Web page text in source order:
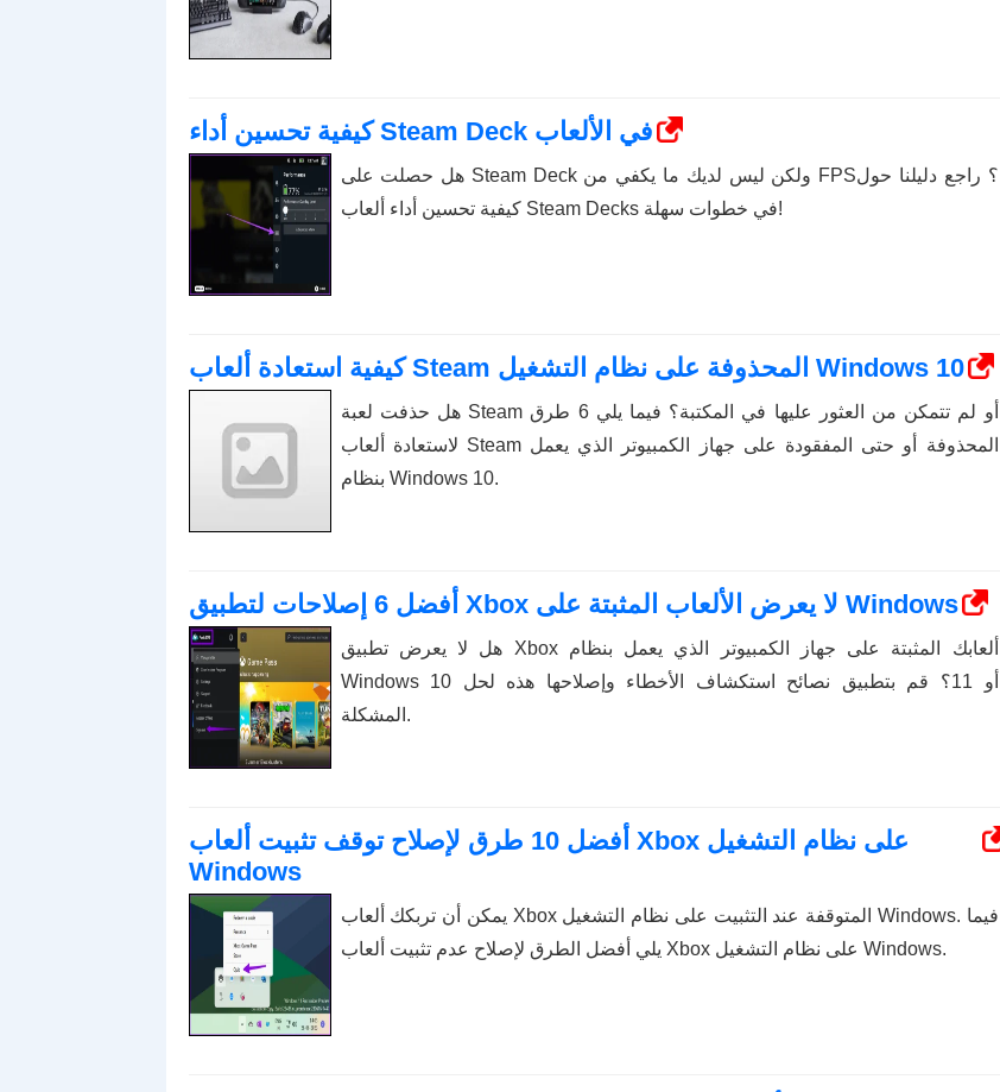
كيفية تحسين أداء Steam Deck في الألعاب
هل حصلت على Steam Deck ولكن ليس لديك ما يكفي من FPS؟ راجع دليلنا حول
كيفية تحسين أداء ألعاب Steam Decks في خطوات سهلة!
كيفية استعادة ألعاب Steam المحذوفة على نظام التشغيل Windows 10
هل حذفت لعبة Steam أو لم تتمكن من العثور عليها في المكتبة؟ فيما يلي 6 طرق
لاستعادة ألعاب Steam المحذوفة أو حتى المفقودة على جهاز الكمبيوتر الذي يعمل
بنظام Windows 10.
أفضل 6 إصلاحات لتطبيق Xbox لا يعرض الألعاب المثبتة على Windows
هل لا يعرض تطبيق Xbox ألعابك المثبتة على جهاز الكمبيوتر الذي يعمل بنظام
Windows 10 أو 11؟ قم بتطبيق نصائح استكشاف الأخطاء وإصلاحها هذه لحل
المشكلة.
أفضل 10 طرق لإصلاح توقف تثبيت ألعاب Xbox على نظام التشغيل
Windows
يمكن أن تربكك ألعاب Xbox المتوقفة عند التثبيت على نظام التشغيل Windows. فيما
يلي أفضل الطرق لإصلاح عدم تثبيت ألعاب Xbox على نظام التشغيل Windows.